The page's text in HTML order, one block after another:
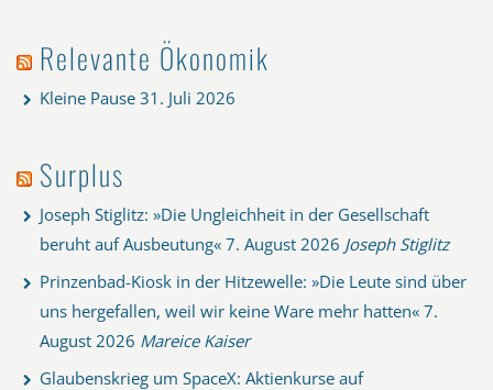
Relevante Ökonomik
Kleine Pause 31. Juli 2026
Surplus
Joseph Stiglitz: »Die Ungleichheit in der Gesellschaft
beruht auf Ausbeutung« 7. August 2026 Joseph Stiglitz
Prinzenbad-Kiosk in der Hitzewelle: »Die Leute sind über
uns hergefallen, weil wir keine Ware mehr hatten« 7.
August 2026 Mareice Kaiser
Glaubenskrieg um SpaceX: Aktienkurse auf